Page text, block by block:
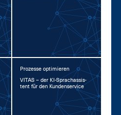
Prozesse optimieren
VI­TAS – der KI-Sprachas­sis­
tent für den Kun­den­ser­vice